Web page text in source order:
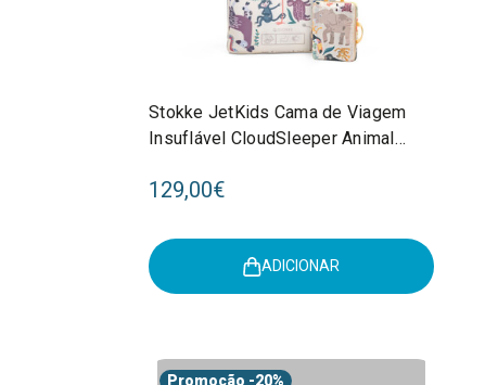
Stokke JetKids Cama de Viagem
Insuflável CloudSleeper Animal
129,00€
ADICIONAR
Promoção -20%